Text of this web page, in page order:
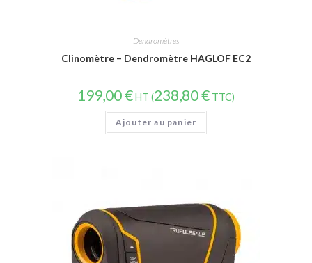
Dendromètres
Clinomètre – Dendromètre HAGLOF EC2
199,00€HT (238,80€ TTC)
Ajouter au panier